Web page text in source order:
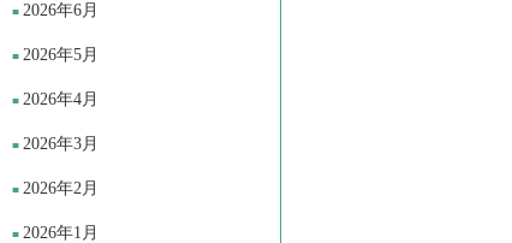
2026年6月
2026年5月
2026年4月
2026年3月
2026年2月
2026年1月